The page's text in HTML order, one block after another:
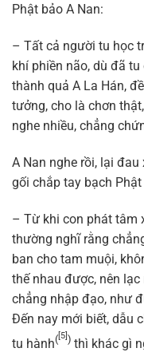
Phật bảo A Nan:
– Tất cả người tu học
khí phiền não, dù đã
thành quả A La Hán,
tưởng, cho là chơn
nghe nhiều, chẳng
A Nan nghe rồi, lại
gối chắp tay bạch Phật
– Từ khi con phát tâm
thường nghĩ rằng
ban cho tam muội,
thế nhau được, nên
chẳng nhập đạo, như
Đến nay mới biết, dẫu
tu hành([5]) thì khác gì